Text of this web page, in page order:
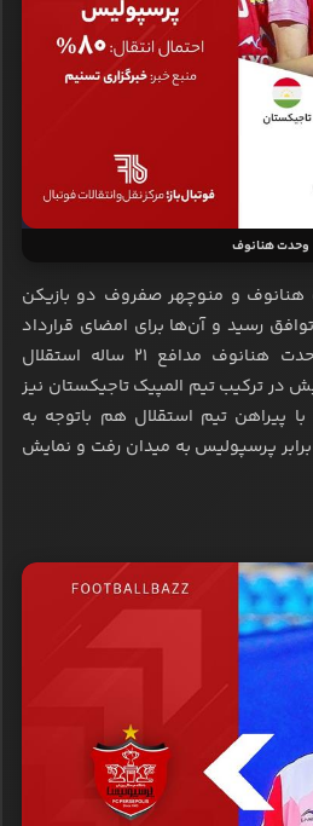
وحدت هنانوف
هنانوف و منوچهر صفروف دو بازیکن
رسید و آن‌ها برای امضای قرارداد
وارد تهران خواهند شد. وحدت هنانوف مدافع 21 ساله استقلال
در ترکیب تیم المپیک تاجیکستان نیز
پیراهن تیم استقلال هم باتوجه به
پرسپولیس به میدان رفت و نمایش